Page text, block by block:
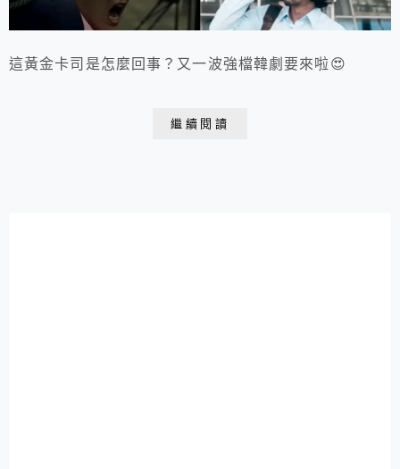
這黃金卡司是怎麼回事？又一波強檔韓劇要來啦😍
繼續閱讀